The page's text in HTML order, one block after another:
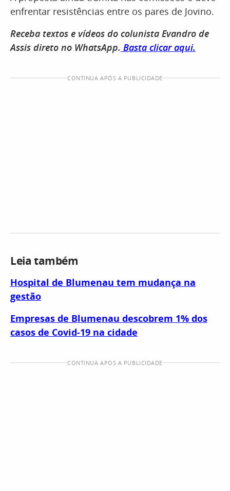
enfrentar resistências entre os pares de Jovino.
Receba textos e vídeos do colunista Evandro de
Assis direto no WhatsApp. Basta clicar aqui.
CONTINUA APÓS A PUBLICIDADE
Leia também
Hospital de Blumenau tem mudança na
gestão
Empresas de Blumenau descobrem 1% dos
casos de Covid-19 na cidade
CONTINUA APÓS A PUBLICIDADE